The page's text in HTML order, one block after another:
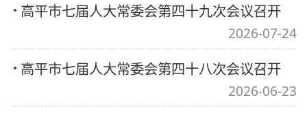
高平市七届人大常委会第四十九次会议召开
2026-07-24
高平市七届人大常委会第四十八次会议召开
2026-06-23